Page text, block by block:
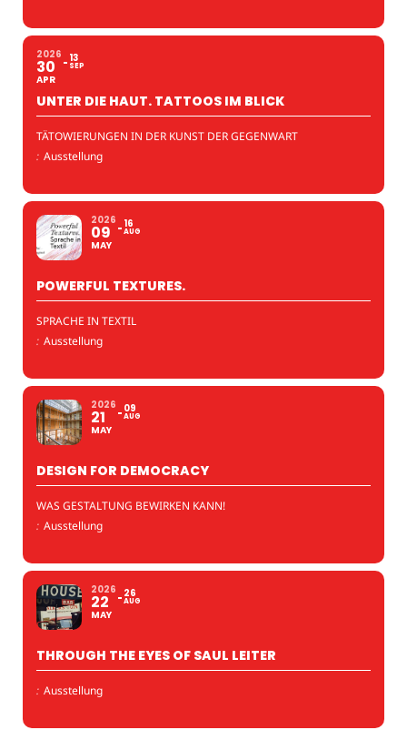
2026
30
APR
13
SEP
UNTER DIE HAUT. TATTOOS IM BLICK
TÄTOWIERUNGEN IN DER KUNST DER GEGENWART
: Ausstellung
2026
09
MAY
16
AUG
POWERFUL TEXTURES.
SPRACHE IN TEXTIL
: Ausstellung
2026
21
MAY
09
AUG
DESIGN FOR DEMOCRACY
WAS GESTALTUNG BEWIRKEN KANN!
: Ausstellung
2026
22
MAY
26
AUG
THROUGH THE EYES OF SAUL LEITER
: Ausstellung